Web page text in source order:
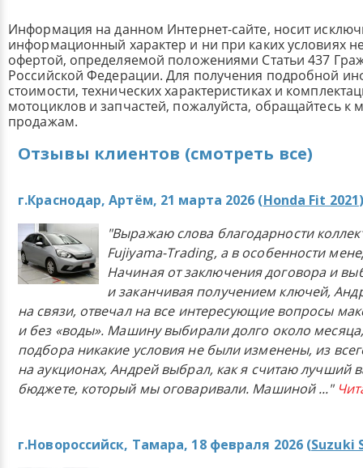
Информация на данном Интернет-сайте, носит
информационный характер и ни при каких условиях
офертой, определяемой положениями Статьи 437
Российской Федерации. Для получения подробной
стоимости, технических характеристиках и
мотоциклов и запчастей, пожалуйста, обращайтесь к
продажам.
Отзывы клиентов (смотреть все)
г.Краснодар, Артём, 21 марта 2026 (Honda Fit 2021
"Выражаю слова благодарности
Fujiyama-Trading, а в особенности
Начиная от заключения договора и
и заканчивая получением ключей,
на связи, отвечал на все интересующие вопросы
и без «воды». Машину выбирали долго около
подбора никакие условия не были изменены, из
на аукционах, Андрей выбрал, как я считаю лучший
бюджете, который мы оговаривали. Машиной..."
г.Новороссийск, Тамара, 18 февраля 2026 (Suzuki